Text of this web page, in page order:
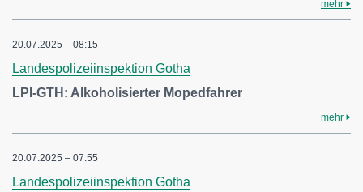
mehr
20.07.2025 – 08:15
Landespolizeiinspektion Gotha
LPI-GTH: Alkoholisierter Mopedfahrer
mehr
20.07.2025 – 07:55
Landespolizeiinspektion Gotha